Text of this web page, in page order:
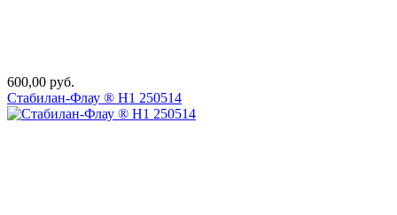
600,00 руб.
Стабилан-Флау ® Н1 250514